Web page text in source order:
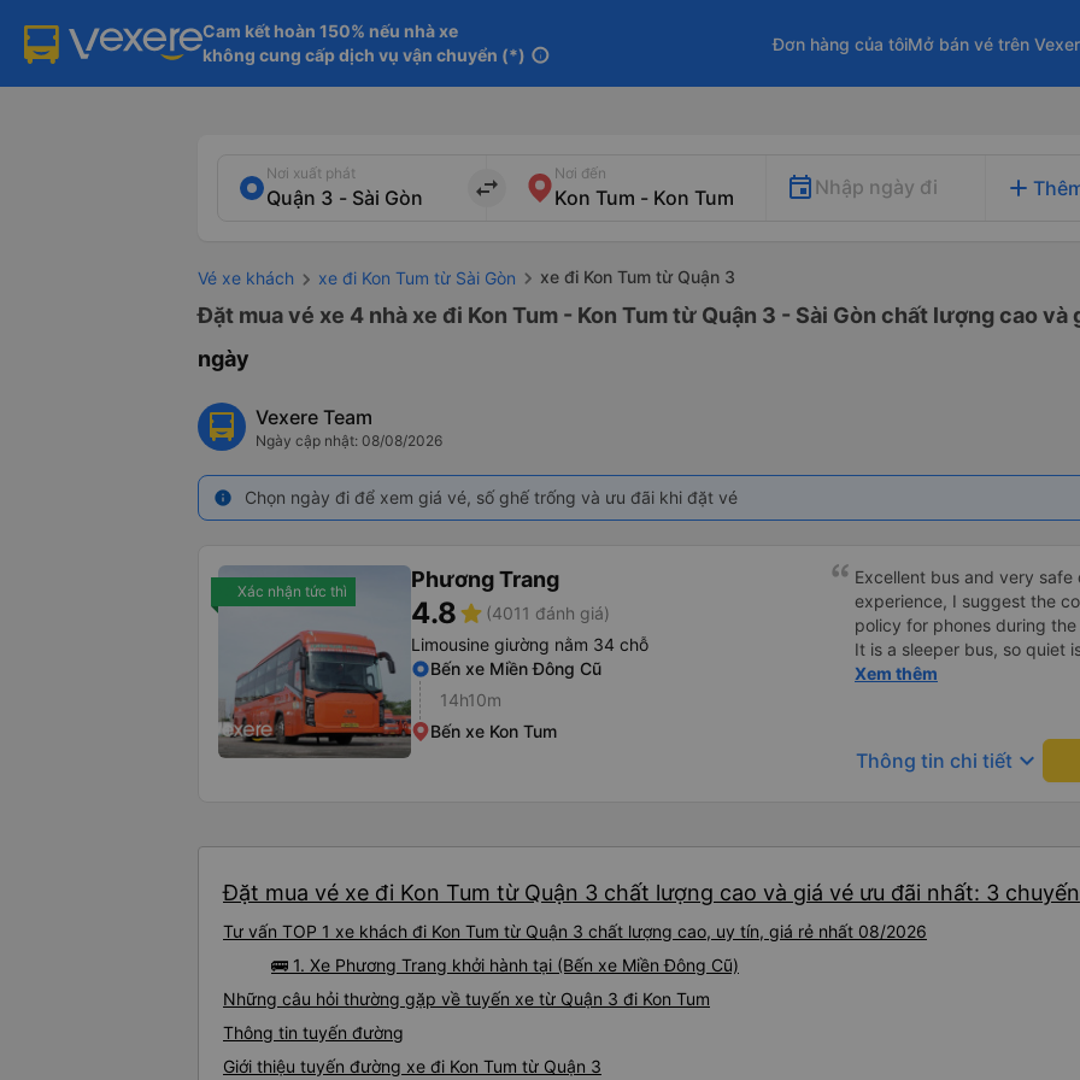
Cam kết hoàn 150% nếu nhà xe
không cung cấp dịch vụ vận chuyển (*) info
Đơn hàng của tôiMở bán vé trên
Nơi xuất phát
import_export
Nơi đến
Nhập ngày đi add
Vé xe khách xe đi Kon Tum từ Sài Gòn xe đi Kon Tum từ Quận 3
Đặt mua vé xe 4 nhà xe đi Kon Tum - Kon Tum từ Quận 3 - Sài Gòn chất lượng cao và
ngày
Vexere Team
Ngày cập nhật: 08/08/2026
info Chọn ngày đi để xem giá vé, số ghế trống và ưu đãi khi đặt vé
Xác nhận tức thì Phương Trang
4.8star (4011 đánh giá)
Limousine giường nằm 34 chỗ
Bến xe Miền Đông Cũ
14h10m
Bến xe Kon Tum
Excellent bus and very
experience, I suggest the
policy for phones during
It is a sleeper bus, so quiet
Wi-Fi password clearly
hơn, tôi góp ý nhà xe nên
lặng (tắt âm thanh điện
Tôi vẫn sẽ tiếp tục ủng hộ
Xem thêm
Thông tin chi tiết keyboard_arrow_down
Đặt mua vé xe đi Kon Tum từ Quận 3 chất lượng cao và giá vé ưu đãi nhất: 3 chuyến
Tư vấn TOP 1 xe khách đi Kon Tum từ Quận 3 chất lượng cao, uy tín, giá rẻ nhất 08/2026
🚌 1. Xe Phương Trang khởi hành tại (Bến xe Miền Đông Cũ)
Những câu hỏi thường gặp về tuyến xe từ Quận 3 đi Kon Tum
Thông tin tuyến đường
Giới thiệu tuyến đường xe đi Kon Tum từ Quận 3